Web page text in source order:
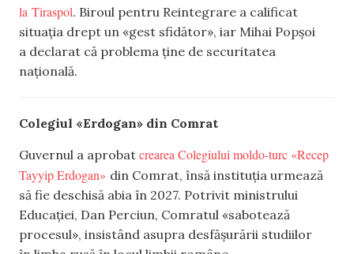
la Tiraspol. Biroul pentru Reintegrare a calificat
situația drept un «gest sfidător», iar Mihai Popșoi
a declarat că problema ține de securitatea
națională.
Colegiul «Erdogan» din Comrat
Guvernul a aprobat crearea Colegiului moldo-turc «Recep
Tayyip Erdogan» din Comrat, însă instituția urmează
să fie deschisă abia în 2027. Potrivit ministrului
Educației, Dan Perciun, Comratul «sabotează
procesul», insistând asupra desfășurării studiilor